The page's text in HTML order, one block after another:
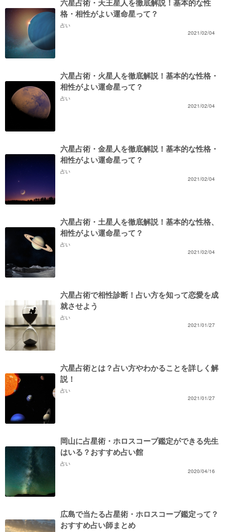
六星占術・天王星人を徹底解説！基本的な性
格・相性がよい運命星って？
占い
2021/02/04
六星占術・火星人を徹底解説！基本的な性格・
相性がよい運命星って？
占い
2021/02/04
六星占術・金星人を徹底解説！基本的な性格・
相性がよい運命星って？
占い
2021/02/04
六星占術・土星人を徹底解説！基本的な性格、
相性がよい運命星って？
占い
2021/02/04
六星占術で相性診断！占い方を知って恋愛を成
就させよう
占い
2021/01/27
六星占術とは？占い方やわかることを詳しく解
説！
占い
2021/01/27
岡山に占星術・ホロスコープ鑑定ができる先生
はいる？おすすめ占い館
占い
2020/04/16
広島で当たる占星術・ホロスコープ鑑定って？
おすすめ占い師まとめ